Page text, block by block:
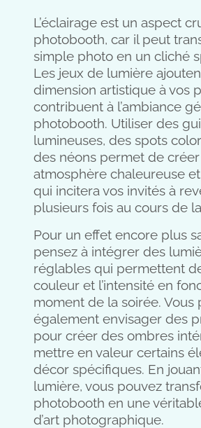
L’éclairage est un aspect
photobooth, car il peut
simple photo en un cliché
Les jeux de lumière
dimension artistique à vos
contribuent à l’ambiance
photobooth. Utiliser des
lumineuses, des spots
des néons permet de
atmosphère chaleureuse
qui incitera vos invités à
plusieurs fois au cours de
Pour un effet encore plus
pensez à intégrer des
réglables qui permettent
couleur et l’intensité en
moment de la soirée. Vous
également envisager des
pour créer des ombres
mettre en valeur certains
décor spécifiques. En
lumière, vous pouvez
photobooth en une
d’art photographique.